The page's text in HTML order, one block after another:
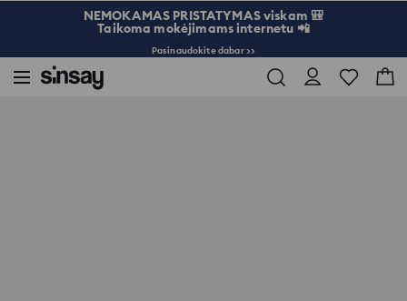
NEMOKAMAS PRISTATYMAS viskam 🎒
Taikoma mokėjimams internetu 📲
Pasinaudokite dabar >>